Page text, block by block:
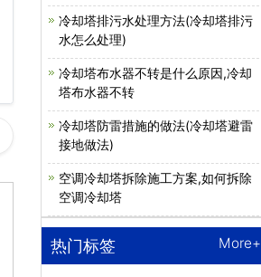
冷却塔排污水处理方法(冷却塔排污
水怎么处理)
冷却塔布水器不转是什么原因,冷却
塔布水器不转
冷却塔防雷措施的做法(冷却塔避雷
接地做法)
空调冷却塔拆除施工方案,如何拆除
空调冷却塔
热门标签 More+